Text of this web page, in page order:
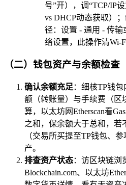
号”开），调“TCP/IP
vs DHCP动态获取）
径：设置 - 通用 - 传输
络设置，此操作清Wi-
（二）钱包资产与余额检查
确认余额充足 ：细核TP钱
额（转账量）与手续费（区
算，以太坊网Etherscan看
之和，保余额大于总和，若
（交易所买提至TP钱包、
产。
排查资产状态：访区块链浏
Blockchain.com、以太坊